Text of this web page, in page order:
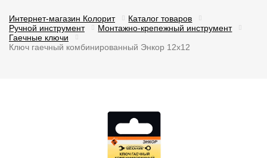
Интернет-магазин Колорит
Каталог товаров
Ручной инструмент
Монтажно-крепежный инструмент
Гаечные ключи
Ключ гаечный комбинированный Энкор 12х12